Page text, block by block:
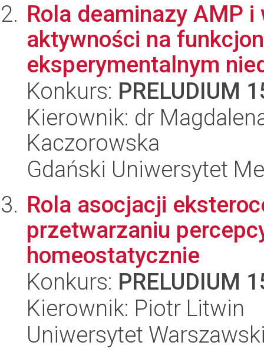
Rola deaminazy AMP
aktywności na
eksperymentalnym
Konkurs: PRELUDIUM
Kierownik: dr
Kaczorowska
Gdański Uniwersytet
Rola asocjacji
przetwarzaniu
homeostatycznie
Konkurs: PRELUDIUM
Kierownik: Piotr Litwin
Uniwersytet